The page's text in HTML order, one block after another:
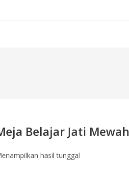
Belajar Jati Mewah
hasil tunggal